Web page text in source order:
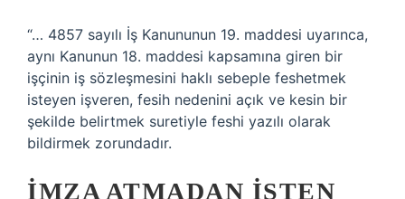
“… 4857 sayılı İş Kanununun 19. maddesi uyarınca,
aynı Kanunun 18. maddesi kapsamına giren bir
işçinin iş sözleşmesini haklı sebeple feshetmek
isteyen işveren, fesih nedenini açık ve kesin bir
şekilde belirtmek suretiyle feshi yazılı olarak
bildirmek zorundadır.
İMZA ATMADAN IŞTEN